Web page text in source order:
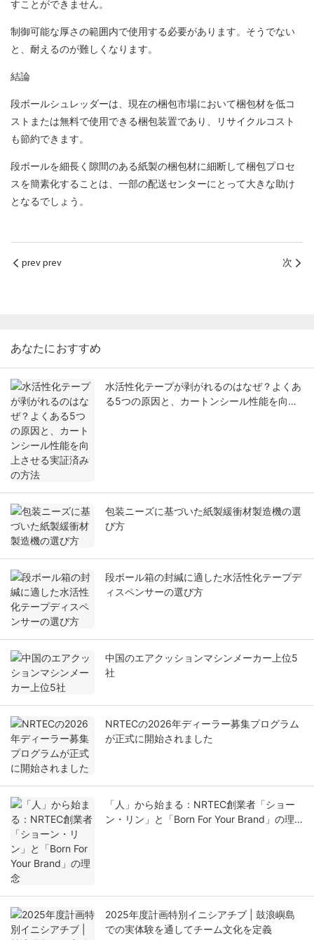
すことができません。
制御可能な厚さの範囲内で使用する必要があります。そうでない
と、耐えるのが難しくなります。
結論
段ボールシュレッダーは、現在の梱包市場において梱包材を低コ
ストまたは無料で使用できる梱包装置であり、リサイクルコスト
も節約できます。
段ボールを細長く隙間のある紙製の梱包材に細断して梱包プロセ
スを簡素化することは、一部の配送センターにとって大きな助け
となるでしょう。
prev prev 次
あなたにおすすめ
水活性化テープが剥がれるのはなぜ？よくあ
る5つの原因と、カートンシール性能を向上
包装ニーズに基づいた紙製緩衝材製造機の選
び方
段ボール箱の封緘に適した水活性化テープデ
ィスペンサーの選び方
中国のエアクッションマシンメーカー上位5
社
NRTECの2026年ディーラー募集プログラム
が正式に開始されました
「人」から始まる：NRTEC創業者「ショー
ン・リン」と「Born For Your Brand」の理
2025年度計画特別イニシアチブ | 鼓浪嶼島
での実体験を通してチーム文化を定義